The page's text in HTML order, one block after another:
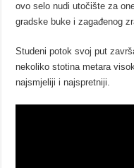
ovo selo nudi utočište za
gradske buke i zagađenog
Studeni potok svoj put
nekoliko stotina metara
najsmjeliji i najspretniji.